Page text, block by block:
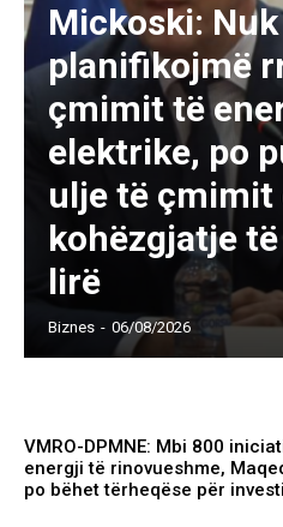
Mickoski: Nuk
planifikojmë
çmimit të
elektrike, po
ulje të çmimit
kohëzgjatje
lirë
Biznes - 06/08/2026
VMRO-DPMNE: Mbi 800
energji të rinovueshme,
po bëhet tërheqëse për